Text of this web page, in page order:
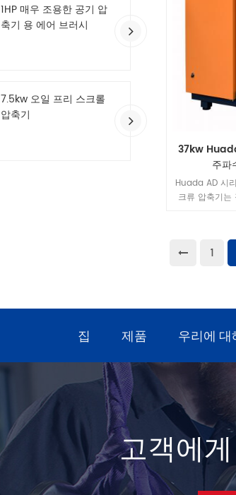
1HP 매우 조용한 공기 압
축기 용 에어 브러시
7.5kw 오일 프리 스크롤
압축기
37kw
주파
Huada AD 시
크류 압축기는
1
집 제품 우리에 대
고객에